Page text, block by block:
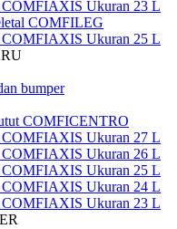
COMFIAXIS Ukuran 23 L
COMFILEG
COMFIAXIS Ukuran 25 L
bumper
COMFICENTRO
COMFIAXIS Ukuran 27 L
COMFIAXIS Ukuran 26 L
COMFIAXIS Ukuran 25 L
COMFIAXIS Ukuran 24 L
COMFIAXIS Ukuran 23 L